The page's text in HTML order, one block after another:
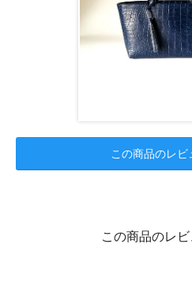
この商品のレビ
この商品のレ